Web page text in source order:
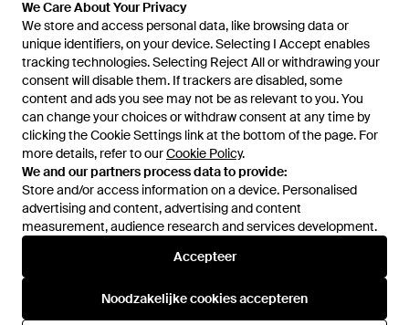
We Care About Your Privacy
We store and access personal data, like browsing data or
unique identifiers, on your device. Selecting I Accept enables
tracking technologies. Selecting Reject All or withdrawing your
consent will disable them. If trackers are disabled, some
content and ads you see may not be as relevant to you. You
can change your choices or withdraw consent at any time by
clicking the Cookie Settings link at the bottom of the page. For
more details, refer to ourCookie Policy.
We and our partners process data to provide:
Store and/or access information on a device. Personalised
advertising and content, advertising and content
measurement, audience research and services development.
Accepteer
Noodzakelijke cookies accepteren
We Care About Your Privacy
We store and access personal data, like browsing data or
unique identifiers, on your device. Selecting I Accept enables
tracking technologies. Selecting Reject All or withdrawing your
consent will disable them. If trackers are disabled, some
content and ads you see may not be as relevant to you. You
can change your choices or withdraw consent at any time by
clicking the Cookie Settings link at the bottom of the page. For
more details, refer to ourCookie Policy.
We and our partners process data to provide:
Store and/or access information on a device. Personalised
advertising and content, advertising and content
measurement, audience research and services development.
Accepteer
Noodzakelijke cookies accepteren
SALE
€ 71,99
Rowe - Blauw
Weekday